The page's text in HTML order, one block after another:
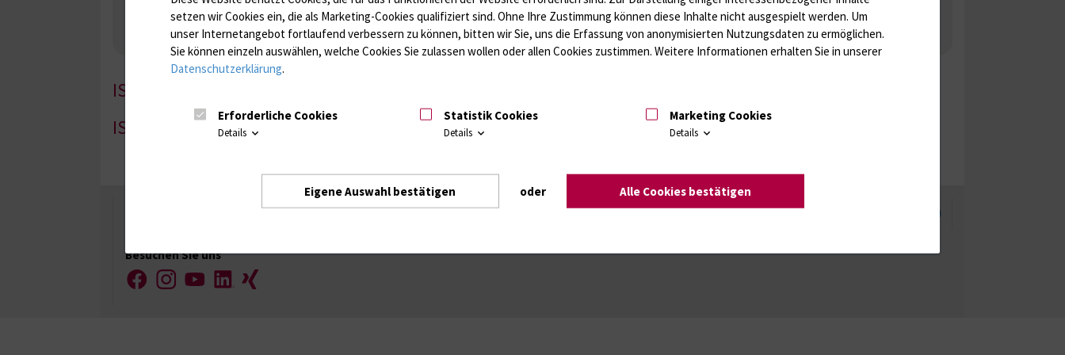
Nebenniere / Niere; Nebenschilddrüse ( Ca-Stoffwechsel / Knochen; Hypophyse / Wachstum; Gestroinaltrakt / Vitamine; Gonaden / Zyklus / Sterilität
Infektionsserologie
Allergiediagnostik Immunologie
Autoimmundiagnostik
Antibiotika, Zystostatika, Immunsuppressiva, Amaleptika, Bronchospasmolytika, Antiepileptika, Kardiaka, Psychpharmaka
Molekulare Diagnostik
IS-1
IS-2
Besuchen Sie uns
FacebookInstagramYouTubeLinkedIn
Xing
Intranet Login (für Studenten) Impressum Datenschutzhinweise
setzen wir Cookies ein, die als Marketing-Cookies qualifiziert sind. Ohne Ihre Zustimmung können diese Inhalte nicht ausgespielt werden. Um
unser Internetangebot fortlaufend verbessern zu können, bitten wir Sie, uns die Erfassung von anonymisierten Nutzungsdaten zu ermöglichen.
Sie können einzeln auswählen, welche Cookies Sie zulassen wollen oder allen Cookies zustimmen. Weitere Informationen erhalten Sie in unserer
Datenschutzerklärung.
Erforderliche Cookies
Details
Statistik Cookies
Details
Marketing Cookies
Details
Eigene Auswahl bestätigen oder Alle Cookies bestätigen